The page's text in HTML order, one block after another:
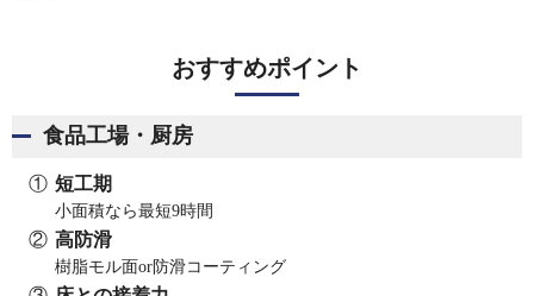
おすすめポイント
食品工場・厨房
短工期
小面積なら最短9時間
高防滑
樹脂モル面or防滑コーティング